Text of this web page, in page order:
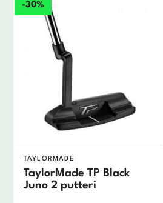
-30%
TAYLORMADE
TaylorMade TP Black
Juno 2 putteri